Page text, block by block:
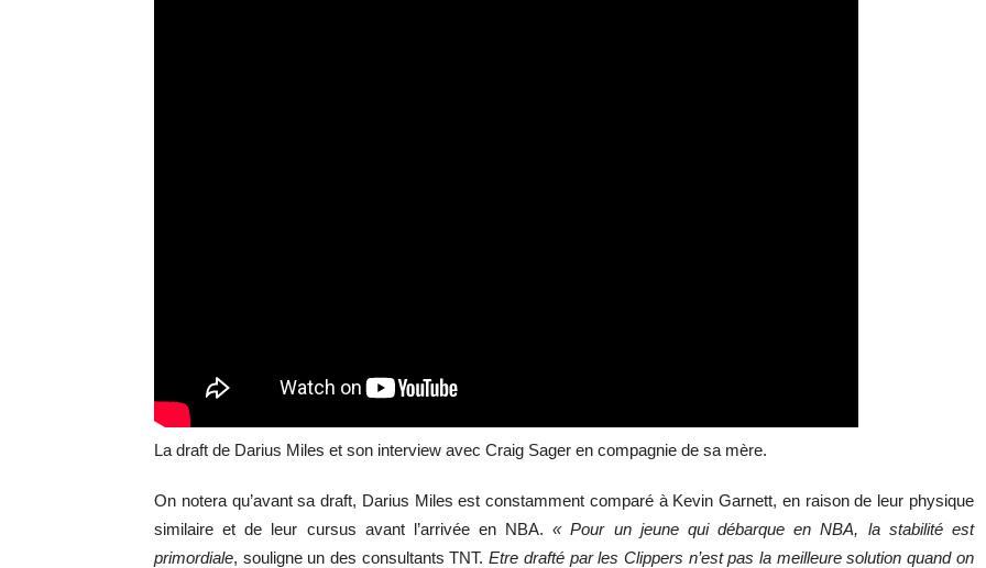
La draft de Darius Miles et son interview avec Craig Sager en compagnie de sa mère.
On notera qu’avant sa draft, Darius Miles est constamment comparé à Kevin Garnett, en raison de leur physique
similaire et de leur cursus avant l’arrivée en NBA.« Pour un jeune qui débarque en NBA, la stabilité est
primordiale, souligne un des consultants TNT.Etre drafté par les Clippers n’est pas la meilleure solution quand on